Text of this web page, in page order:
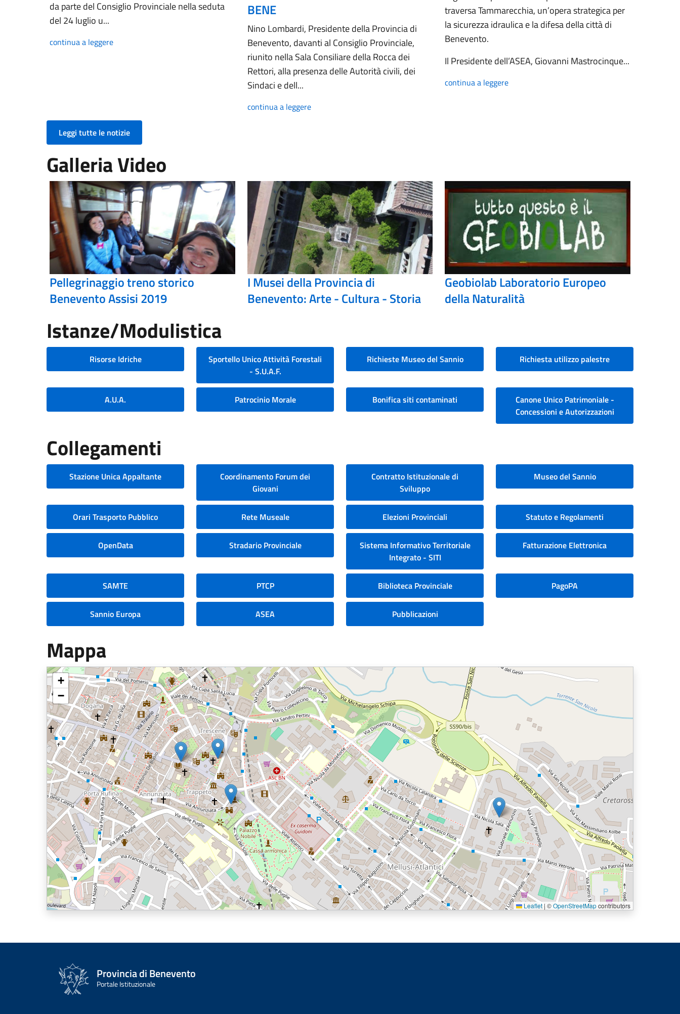
da parte del Consiglio Provinciale nella seduta
del 24 luglio u...
continua a leggere
BENE
Nino Lombardi, Presidente della Provincia di
Benevento, davanti al Consiglio Provinciale,
riunito nella Sala Consiliare della Rocca dei
Rettori, alla presenza delle Autorità civili, dei
Sindaci e dell...
continua a leggere
traversa Tammarecchia, un’opera strategica per
la sicurezza idraulica e la difesa della città di
Benevento.
Il Presidente dell’ASEA, Giovanni Mastrocinque...
continua a leggere
Leggi tutte le notizie
Galleria Video
Pellegrinaggio treno storico
Benevento Assisi 2019
I Musei della Provincia di
Benevento: Arte - Cultura - Storia
Geobiolab Laboratorio Europeo
della Naturalità
Istanze/Modulistica
Risorse Idriche
Sportello Unico Attività Forestali
- S.U.A.F.
Richieste Museo del Sannio Richiesta utilizzo palestre
A.U.A. Patrocinio Morale Bonifica siti contaminati
Canone Unico Patrimoniale -
Concessioni e Autorizzazioni
Collegamenti
Stazione Unica Appaltante
Coordinamento Forum dei
Giovani
Contratto Istituzionale di
Sviluppo
Museo del Sannio
Orari Trasporto Pubblico Rete Museale Elezioni Provinciali Statuto e Regolamenti
OpenData Stradario Provinciale
Sistema Informativo Territoriale
Integrato - SITI
Fatturazione Elettronica
SAMTE PTCP Biblioteca Provinciale PagoPA
Sannio Europa ASEA Pubblicazioni
Mappa
+
−
Leaflet | ©OpenStreetMapcontributors
Provincia di Benevento
Portale Istituzionale